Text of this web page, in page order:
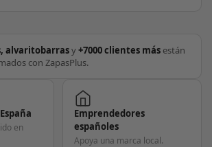
alvaritobarrasy+7000 clientes más están
con ZapasPlus.
en
Emprendedores
españoles
Apoya una marca local.